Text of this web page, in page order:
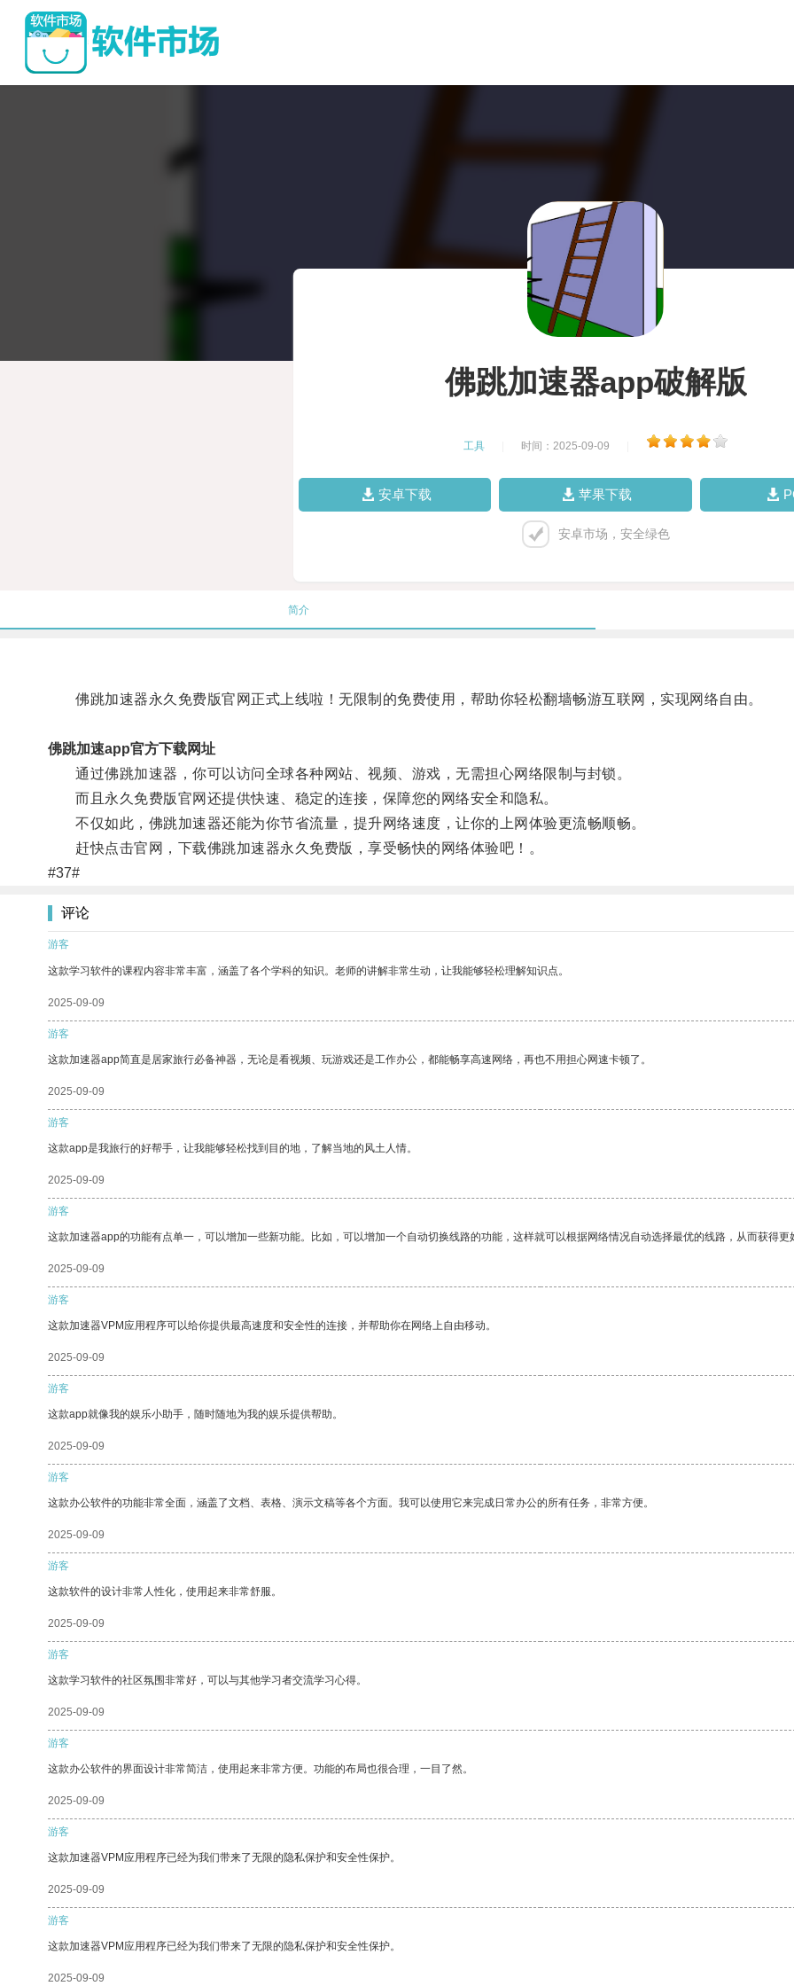
佛跳加速器app破解版
工具 时间：2025-09-09
安卓下载 苹果下载
安卓市场，安全绿色
简介
佛跳加速器永久免费版官网正式上线啦！无限制的免费使用，帮助你轻松翻墙畅游互联网，实现网络自由。
佛跳加速app官方下载网址
通过佛跳加速器，你可以访问全球各种网站、视频、游戏，无需担心网络限制与封锁。
而且永久免费版官网还提供快速、稳定的连接，保障您的网络安全和隐私。
不仅如此，佛跳加速器还能为你节省流量，提升网络速度，让你的上网体验更流畅顺畅。
赶快点击官网，下载佛跳加速器永久免费版，享受畅快的网络体验吧！。
#37#
评论
游客
这款学习软件的课程内容非常丰富，涵盖了各个学科的知识。老师的讲解非常生动，让我能够轻松理解知识点。
2025-09-09
游客
这款加速器app简直是居家旅行必备神器，无论是看视频、玩游戏还是工作办公，都能畅享高速网络，再也不用担心网速卡顿了。
2025-09-09
游客
这款app是我旅行的好帮手，让我能够轻松找到目的地，了解当地的风土人情。
2025-09-09
游客
这款加速器app的功能有点单一，可以增加一些新功能。比如，可以增加一个自动切换线路的功能，这样就可以根据网络情况自动选择最优的线路，从而获得更
2025-09-09
游客
这款加速器VPM应用程序可以给你提供最高速度和安全性的连接，并帮助你在网络上自由移动。
2025-09-09
游客
这款app就像我的娱乐小助手，随时随地为我的娱乐提供帮助。
2025-09-09
游客
这款办公软件的功能非常全面，涵盖了文档、表格、演示文稿等各个方面。我可以使用它来完成日常办公的所有任务，非常方便。
2025-09-09
游客
这款软件的设计非常人性化，使用起来非常舒服。
2025-09-09
游客
这款学习软件的社区氛围非常好，可以与其他学习者交流学习心得。
2025-09-09
游客
这款办公软件的界面设计非常简洁，使用起来非常方便。功能的布局也很合理，一目了然。
2025-09-09
游客
这款加速器VPM应用程序已经为我们带来了无限的隐私保护和安全性保护。
2025-09-09
游客
这款加速器VPM应用程序已经为我们带来了无限的隐私保护和安全性保护。
2025-09-09